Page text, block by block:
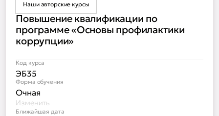
Наши авторские курсы
Повышение квалификации по
программе «Основы профилактики
коррупции»
Код курса
ЭБ35
Форма обучения
Очная
Изменить
Ближайшая дата